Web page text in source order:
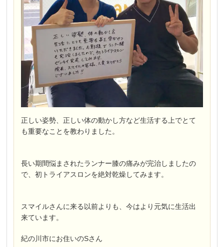
正しい姿勢、正しい体の動かし方など生活する上でとて
も重要なことを教わりました。
長い期間悩まされたランナー膝の痛みが完治しましたの
で、初トライアスロンを絶対乾燥してみます。
スマイルさんに来る以前よりも、今はより元気に生活出
来ています。
紀の川市にお住いのSさん